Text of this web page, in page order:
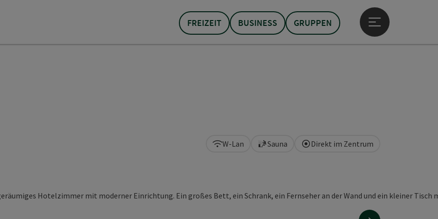
FREIZEIT BUSINESS GRUPPEN
Hauptmenü öffnen
W-Lan Sauna Direkt im Zentrum